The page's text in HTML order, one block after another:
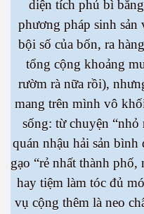
diện tích phủ bì
phương pháp sinh
bội số của bốn, ra
tổng cộng khoảng
rườm rà nữa rồi),
mang trên mình vô
sống: từ chuyện
quán nhậu hải sản bình
gạo “rẻ nhất thành phố,
hay tiệm làm tóc đủ
vụ cộng thêm là neo